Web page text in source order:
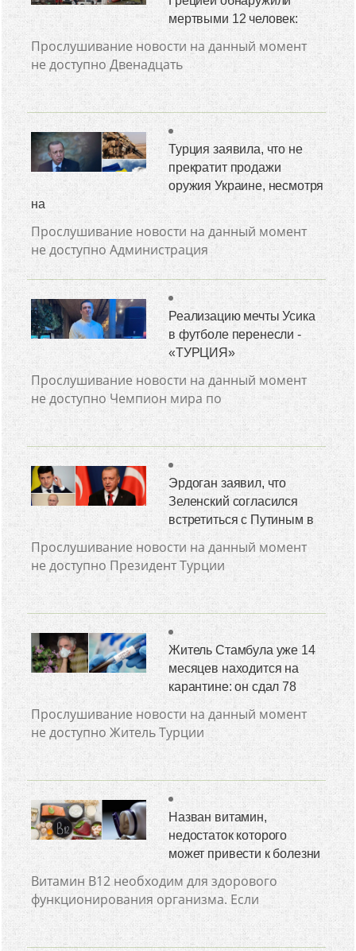
мертвыми 12 человек:
Прослушивание новости на данный момент
не доступно Двенадцать
Турция заявила, что не
прекратит продажи
оружия Украине, несмотря
на
Прослушивание новости на данный момент
не доступно Администрация
Реализацию мечты Усика
в футболе перенесли -
«ТУРЦИЯ»
Прослушивание новости на данный момент
не доступно Чемпион мира по
Эрдоган заявил, что
Зеленский согласился
встретиться с Путиным в
Прослушивание новости на данный момент
не доступно Президент Турции
Житель Стамбула уже 14
месяцев находится на
карантине: он сдал 78
Прослушивание новости на данный момент
не доступно Житель Турции
Назван витамин,
недостаток которого
может привести к болезни
Витамин В12 необходим для здорового
функционирования организма. Если